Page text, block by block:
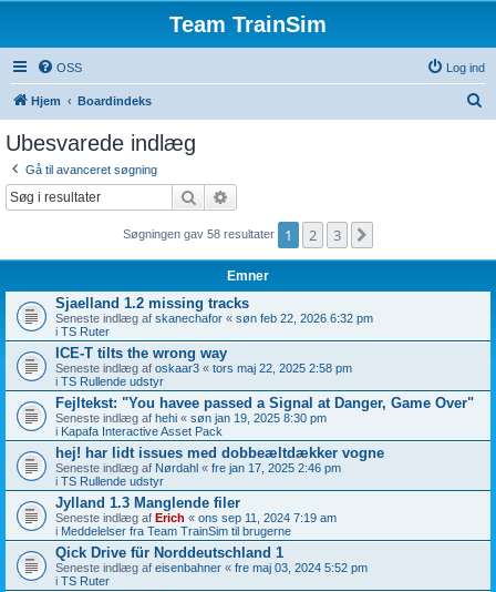
Team TrainSim
OSS Log ind
Hjem Boardindeks
Ubesvarede indlæg
Gå til avanceret søgning
Søg
Søgningen gav 58 resultater 1 2 3
Emner
Sjaelland 1.2 missing tracks
Seneste indlæg af skanechafor « søn feb 22, 2026 6:32 pm
i TS Ruter
ICE-T tilts the wrong way
Seneste indlæg af oskaar3 « tors maj 22, 2025 2:58 pm
i TS Rullende udstyr
Fejltekst: "You havee passed a Signal at Danger, Game Over"
Seneste indlæg af hehi « søn jan 19, 2025 8:30 pm
i Kapafa Interactive Asset Pack
hej! har lidt issues med dobbeæltdækker vogne
Seneste indlæg af Nørdahl « fre jan 17, 2025 2:46 pm
i TS Rullende udstyr
Jylland 1.3 Manglende filer
Seneste indlæg af Erich « ons sep 11, 2024 7:19 am
i Meddelelser fra Team TrainSim til brugerne
Qick Drive für Norddeutschland 1
Seneste indlæg af eisenbahner « fre maj 03, 2024 5:52 pm
i TS Ruter